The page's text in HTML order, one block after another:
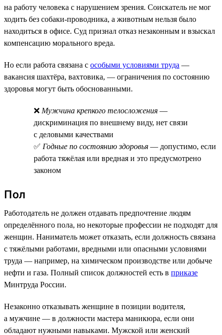
на работу человека с нарушением зрения. Соискатель не мог
ходить без собаки-проводника, а животным нельзя было
находиться в офисе. Суд признал отказ незаконным и взыскал
компенсацию морального вреда.
Но если работа связана с особыми условиями труда —
вакансия шахтёра, вахтовика, — ограничения по состоянию
здоровья могут быть обоснованными.
❌ Мужчина крепкого телосложения —
дискриминация по внешнему виду, нет связи
с деловыми качествами
✅ Годные по состоянию здоровья — допустимо, если
работа тяжёлая или вредная и это предусмотрено
законом
Пол
Работодатель не должен отдавать предпочтение людям
определённого пола, но некоторые профессии не подходят для
женщин. Наниматель может отказать, если должность связана
с тяжёлыми работами, вредными или опасными условиями
труда — например, на химическом производстве или добыче
нефти и газа. Полный список должностей есть в приказе
Минтруда России.
Незаконно отказывать женщине в позиции водителя,
а мужчине — в должности мастера маникюра, если они
обладают нужными навыками. Мужской или женский